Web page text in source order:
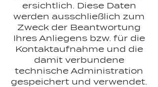
ersichtlich. Diese Daten
werden ausschließlich zum
Zweck der Beantwortung
Ihres Anliegens bzw. für die
Kontaktaufnahme und die
damit verbundene
technische Administration
gespeichert und verwendet.